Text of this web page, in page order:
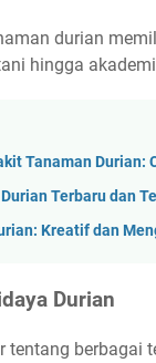
durian
hingga
Tanaman Durian:
Terbaru dan
Kreatif dan
Durian
tentang berbagai